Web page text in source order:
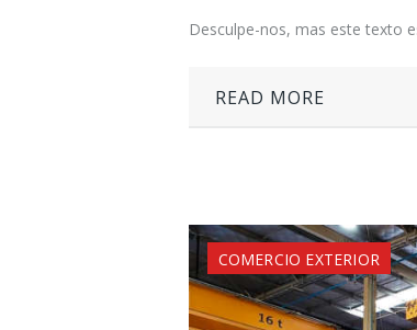
Desculpe-nos, mas este texto
READ MORE
COMERCIO EXTERIOR